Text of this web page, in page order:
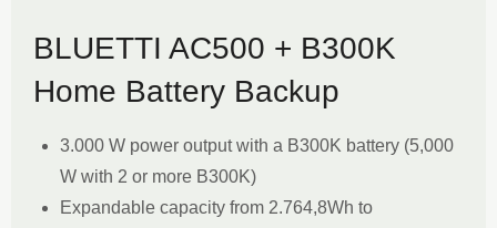
BLUETTI AC500 + B300K
Home Battery Backup
3.000 W power output with a B300K battery (5,000
W with 2 or more B300K)
Expandable capacity from 2.764,8Wh to